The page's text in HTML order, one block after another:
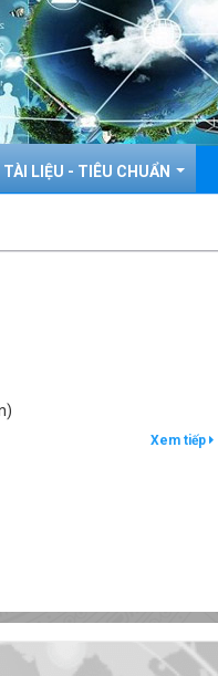
TÀI LIỆU - TIÊU CHUẨN
Xem tiếp